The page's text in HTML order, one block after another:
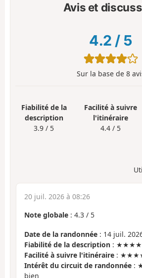
Avis et
4.2 / 5
Sur la base de 8
Fiabilité de la
description
3.9 / 5
Facilité à suivre
l'itinéraire
4.4 / 5
20 juil. 2026 à 08:26
Note globale : 4.3 / 5
Date de la randonnée : 14 juil.
Fiabilité de la description :
Facilité à suivre l'itinéraire :
Intérêt du circuit de randonnée :
bien